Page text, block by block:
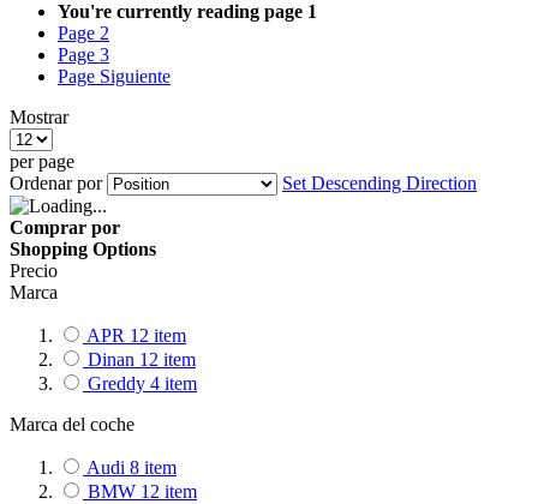
You're currently reading page 1
Page 2
Page 3
Page Siguiente
Mostrar
per page
Ordenar por
Set Descending Direction
Comprar por
Shopping Options
Precio
Marca
APR 12 item
Dinan 12 item
Greddy 4 item
Marca del coche
Audi 8 item
BMW 12 item